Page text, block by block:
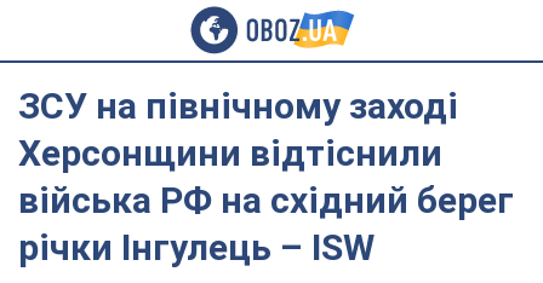
ЗСУ на північному заході
Херсонщини відтіснили
війська РФ на східний берег
річки Інгулець – ISW